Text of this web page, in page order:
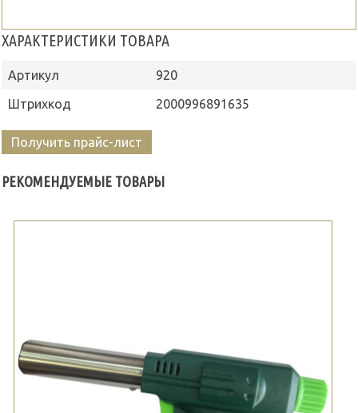
ХАРАКТЕРИСТИКИ ТОВАРА
Артикул
920
Штрихкод
2000996891635
Получить прайс-лист
РЕКОМЕНДУЕМЫЕ ТОВАРЫ